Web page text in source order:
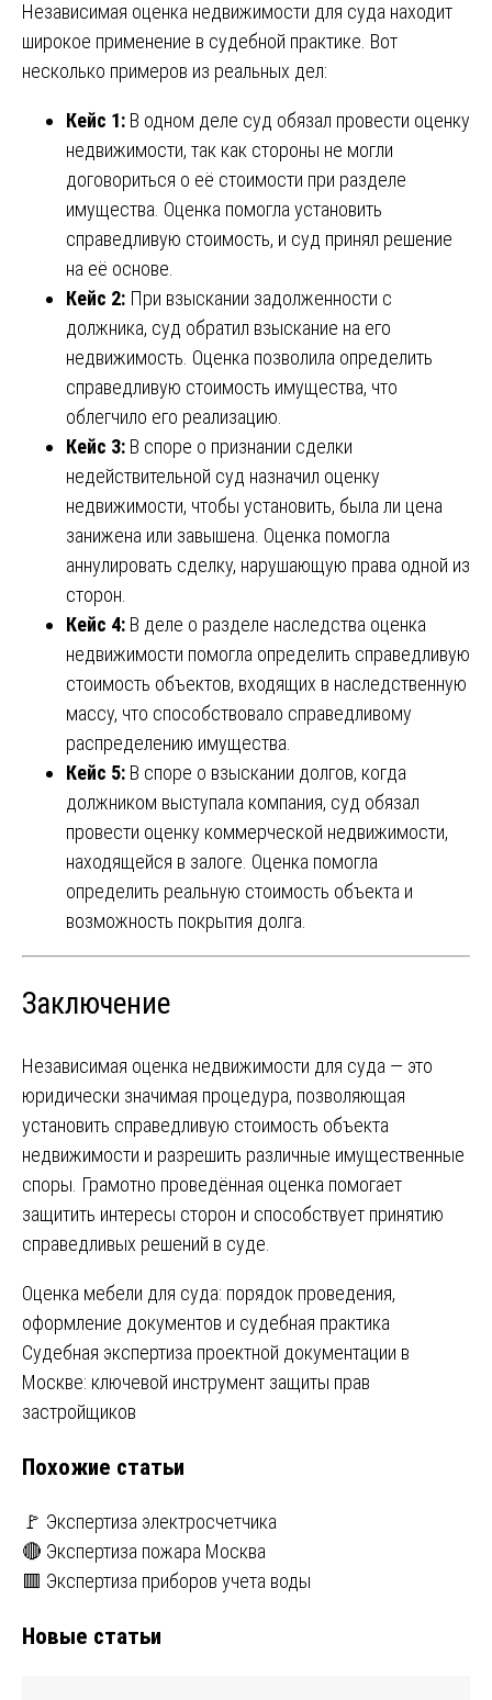
Независимая оценка недвижимости для суда находит
широкое применение в судебной практике. Вот
несколько примеров из реальных дел:
Кейс 1: В одном деле суд обязал провести оценку
недвижимости, так как стороны не могли
договориться о её стоимости при разделе
имущества. Оценка помогла установить
справедливую стоимость, и суд принял решение
на её основе.
Кейс 2: При взыскании задолженности с
должника, суд обратил взыскание на его
недвижимость. Оценка позволила определить
справедливую стоимость имущества, что
облегчило его реализацию.
Кейс 3: В споре о признании сделки
недействительной суд назначил оценку
недвижимости, чтобы установить, была ли цена
занижена или завышена. Оценка помогла
аннулировать сделку, нарушающую права одной из
сторон.
Кейс 4: В деле о разделе наследства оценка
недвижимости помогла определить справедливую
стоимость объектов, входящих в наследственную
массу, что способствовало справедливому
распределению имущества.
Кейс 5: В споре о взыскании долгов, когда
должником выступала компания, суд обязал
провести оценку коммерческой недвижимости,
находящейся в залоге. Оценка помогла
определить реальную стоимость объекта и
возможность покрытия долга.
Заключение
Независимая оценка недвижимости для суда — это
юридически значимая процедура, позволяющая
установить справедливую стоимость объекта
недвижимости и разрешить различные имущественные
споры. Грамотно проведённая оценка помогает
защитить интересы сторон и способствует принятию
справедливых решений в суде.
Навигация
по
записям
Оценка мебели для суда: порядок проведения,
оформление документов и судебная практика
Судебная экспертиза проектной документации в
Москве: ключевой инструмент защиты прав
застройщиков
Похожие статьи
🚩 Экспертиза электросчетчика
🔴 Экспертиза пожара Москва
🟥 Экспертиза приборов учета воды
Новые статьи